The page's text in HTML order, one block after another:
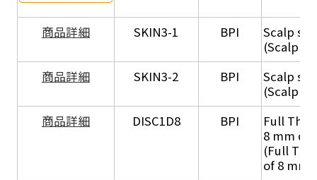
商品詳細 SKIN3-1 BPI
Scalp
(Scalp
商品詳細
SKIN3-2 BPI
Scalp
(Scalp
商品詳細
DISC1D8 BPI
Full
8 mm
(Full
of 8 mm